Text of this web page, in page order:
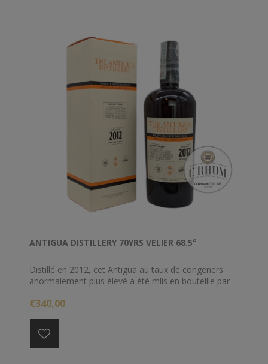
ANTIGUA DISTILLERY 70YRS VELIER 68.5°
Distillé en 2012, cet Antigua au taux de congeners
anormalement plus élevé a été mlis en bouteille par
€340,00